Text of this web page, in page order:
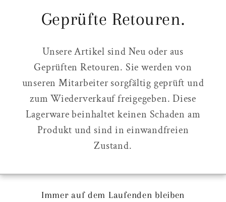
Geprüfte Retouren.
Unsere Artikel sind Neu oder aus
Geprüften Retouren. Sie werden von
unseren Mitarbeiter sorgfältig geprüft und
zum Wiederverkauf freigegeben. Diese
Lagerware beinhaltet keinen Schaden am
Produkt und sind in einwandfreien
Zustand.
Immer auf dem Laufenden bleiben